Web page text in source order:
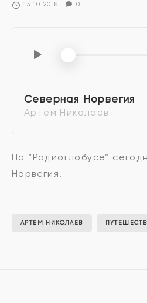
13.10.2018 0
Северная Норвегия
Артем Николаев
На “Радиоглобусе”
Норвегия!
АРТЕМ НИКОЛАЕВ